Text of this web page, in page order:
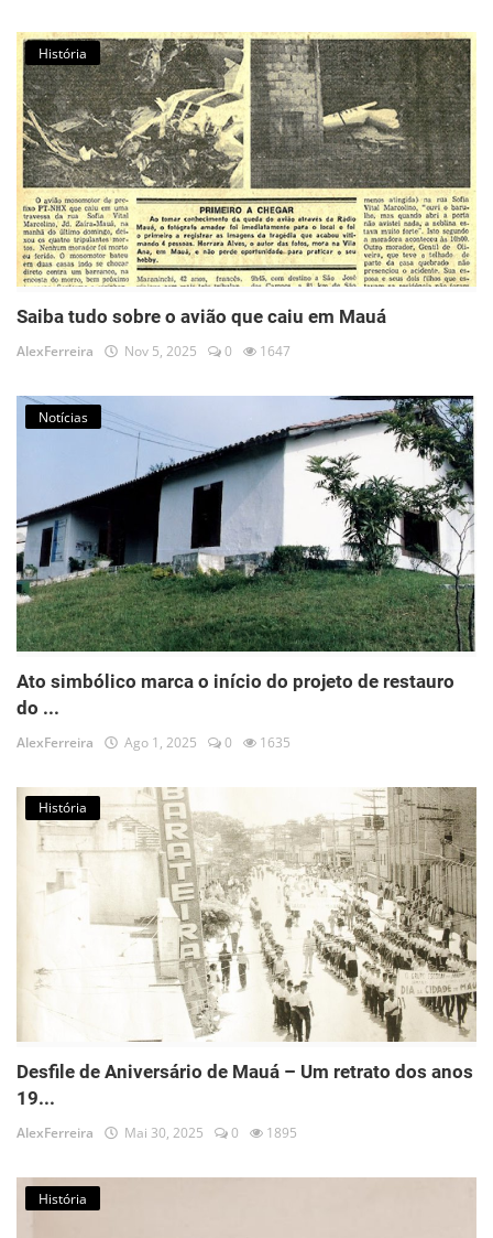
História
Saiba tudo sobre o avião que caiu em Mauá
AlexFerreira Nov 5, 2025 0 1647
Notícias
Ato simbólico marca o início do projeto de restauro
do ...
AlexFerreira Ago 1, 2025 0 1635
História
Desfile de Aniversário de Mauá – Um retrato dos anos
19...
AlexFerreira Mai 30, 2025 0 1895
História